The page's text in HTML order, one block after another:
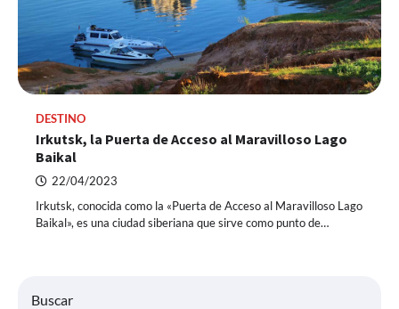
DESTINO
Irkutsk, la Puerta de Acceso al Maravilloso Lago
Baikal
22/04/2023
Irkutsk, conocida como la «Puerta de Acceso al Maravilloso Lago
Baikal», es una ciudad siberiana que sirve como punto de…
Buscar